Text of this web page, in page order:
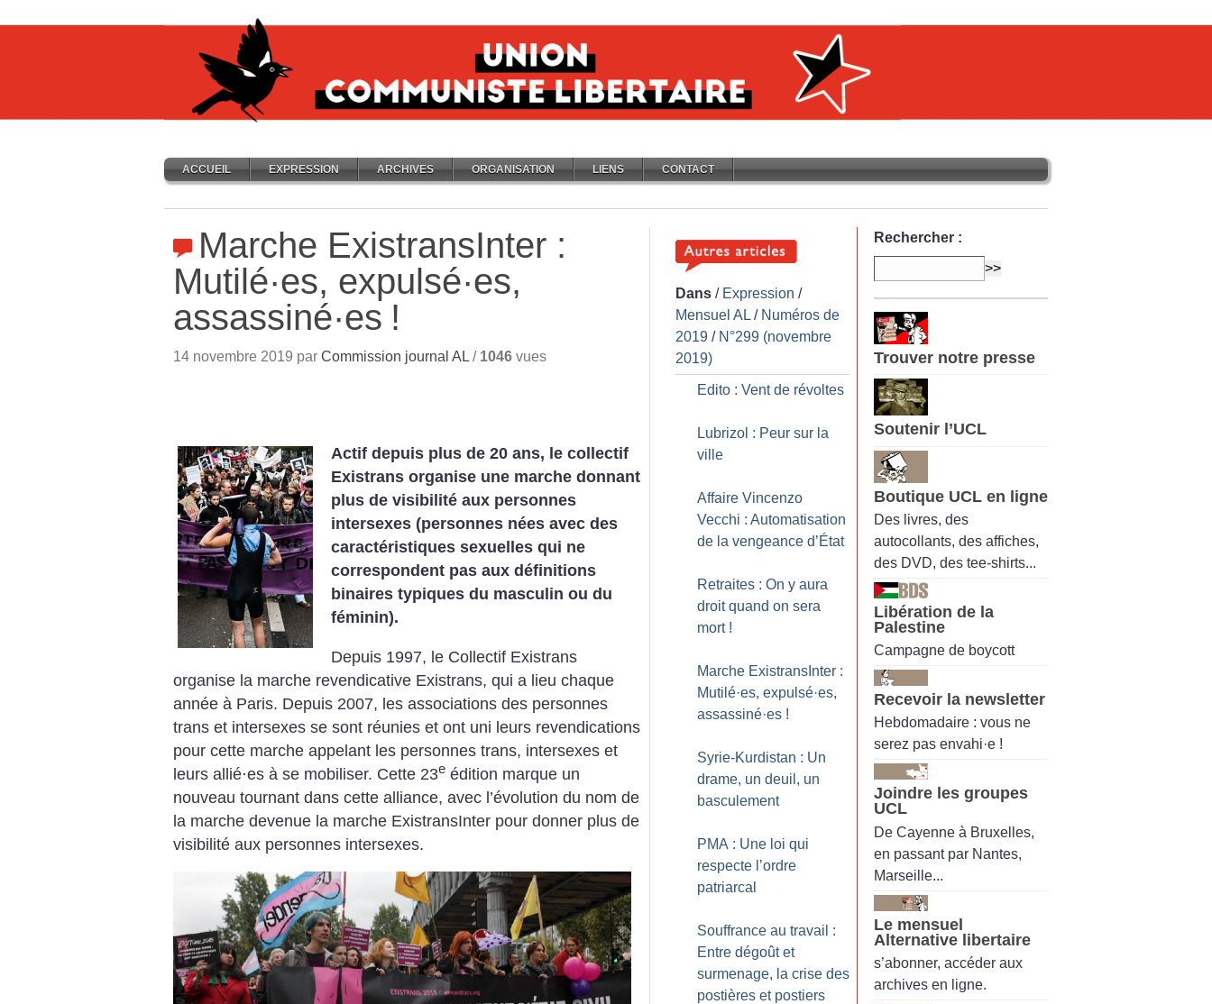
ACCUEIL EXPRESSION ARCHIVES ORGANISATION LIENS CONTACT
Marche ExistransInter :
Mutilé·es, expulsé·es,
assassiné·es !
14 novembre 2019 par Commission journal AL / 1046 vues
Actif depuis plus de 20 ans, le collectif
Existrans organise une marche donnant
plus de visibilité aux personnes
intersexes (personnes nées avec des
caractéristiques sexuelles qui ne
correspondent pas aux définitions
binaires typiques du masculin ou du
féminin).
Depuis 1997, le Collectif Existrans
organise la marche revendicative Existrans, qui a lieu chaque
année à Paris. Depuis 2007, les associations des personnes
trans et intersexes se sont réunies et ont uni leurs revendications
pour cette marche appelant les personnes trans, intersexes et
leurs allié⋅es à se mobiliser. Cette 23e édition marque un
nouveau tournant dans cette alliance, avec l’évolution du nom de
la marche devenue la marche ExistransInter pour donner plus de
visibilité aux personnes intersexes.
Dans / Expression /
Mensuel AL / Numéros de
2019 / N°299 (novembre
2019)
Edito : Vent de révoltes
Lubrizol : Peur sur la
ville
Affaire Vincenzo
Vecchi : Automatisation
de la vengeance d’État
Retraites : On y aura
droit quand on sera
mort !
Marche ExistransInter :
Mutilé·es, expulsé·es,
assassiné·es !
Syrie-Kurdistan : Un
drame, un deuil, un
basculement
PMA : Une loi qui
respecte l’ordre
patriarcal
Souffrance au travail :
Entre dégoût et
surmenage, la crise des
postières et postiers
Rechercher :
Trouver notre presse
Soutenir l’UCL
Boutique UCL en ligne
Des livres, des
autocollants, des affiches,
des DVD, des tee-shirts...
Libération de la
Palestine
Campagne de boycott
Recevoir la newsletter
Hebdomadaire : vous ne
serez pas envahi·e !
Joindre les groupes
UCL
De Cayenne à Bruxelles,
en passant par Nantes,
Marseille...
Le mensuel
Alternative libertaire
s’abonner, accéder aux
archives en ligne.